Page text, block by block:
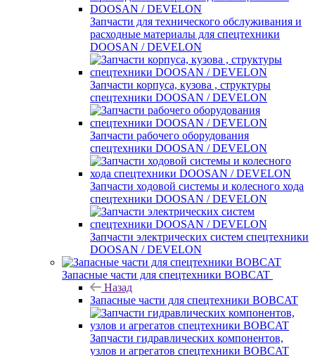
Запчасти для технического обслуживания и
расходные материалы для спецтехники
DOOSAN / DEVELON
Запчасти корпуса, кузова , структуры
спецтехники DOOSAN / DEVELON
Запчасти рабочего оборудования
спецтехники DOOSAN / DEVELON
Запчасти ходовой системы и колесного хода
спецтехники DOOSAN / DEVELON
Запчасти электрических систем спецтехники
DOOSAN / DEVELON
Запасные части для спецтехники BOBCAT
Назад
Запасные части для спецтехники BOBCAT
Запчасти гидравлических компонентов,
узлов и агрегатов спецтехники BOBCAT